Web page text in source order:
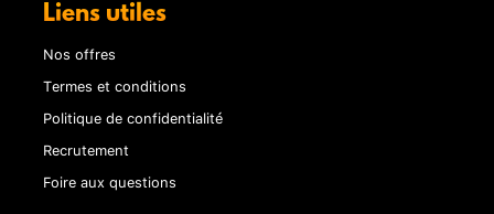
Liens utiles
Nos offres
Termes et conditions
Politique de confidentialité
Recrutement
Foire aux questions